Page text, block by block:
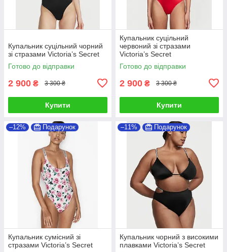
Купальник суцільний чорний
зі стразами Victoria’s Secret
Готово до відправки
2 900 ₴ 3 300 ₴
Купити
Купальник суцільний
червоний зі стразами
Victoria’s Secret
Готово до відправки
2 900 ₴ 3 300 ₴
Купити
–12% Подарунок
Купальник сумісний зі
стразами Victoria’s Secret
–11% Подарунок
Купальник чорний з високими
плавками Victoria’s Secret